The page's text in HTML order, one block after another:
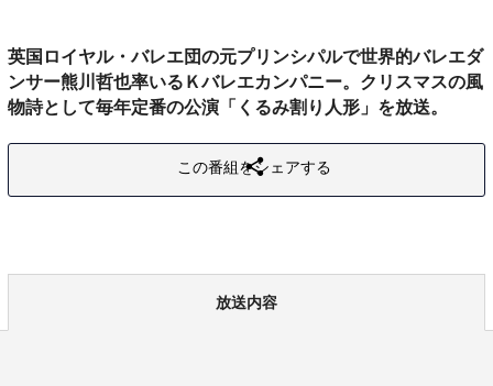
英国ロイヤル・バレエ団の元プリンシパルで世界的バレエダ
ンサー熊川哲也率いるＫバレエカンパニー。クリスマスの風
物詩として毎年定番の公演「くるみ割り人形」を放送。
この番組をシェアする
放送内容